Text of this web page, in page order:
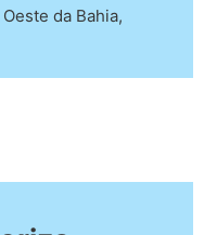
da Bahia,